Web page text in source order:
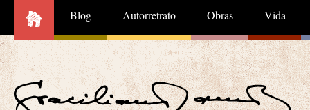
Blog Autorretrato Obras Vida